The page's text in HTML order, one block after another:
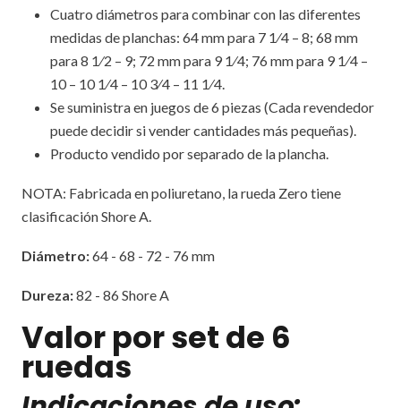
Cuatro diámetros para combinar con las diferentes
medidas de planchas: 64 mm para 7 1⁄4 – 8; 68 mm
para 8 1⁄2 – 9; 72 mm para 9 1⁄4; 76 mm para 9 1⁄4 –
10 – 10 1⁄4 – 10 3⁄4 – 11 1⁄4.
Se suministra en juegos de 6 piezas (Cada revendedor
puede decidir si vender cantidades más pequeñas).
Producto vendido por separado de la plancha.
NOTA: Fabricada en poliuretano, la rueda Zero tiene
clasificación Shore A.
Diámetro:64 - 68 - 72 - 76 mm
Dureza:82 - 86 Shore A
Valor por set de 6
ruedas